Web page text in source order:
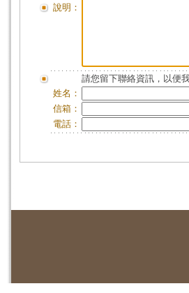
說明：
請您留下聯絡資訊，以便
姓名：
信箱：
電話：